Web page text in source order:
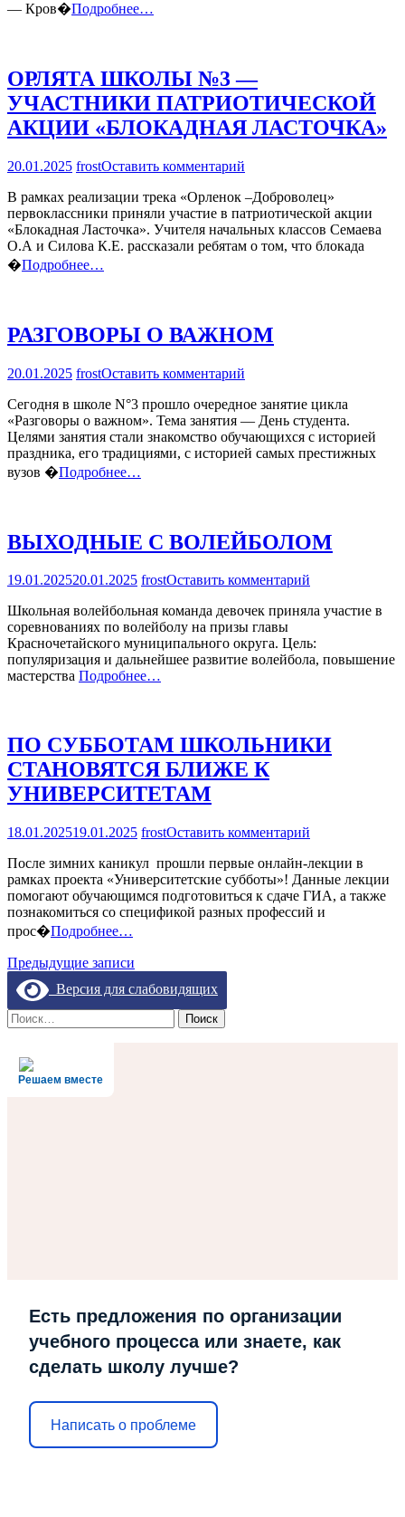
— Кров�Подробнее…
ОРЛЯТА ШКОЛЫ №3 —
УЧАСТНИКИ ПАТРИОТИЧЕСКОЙ
АКЦИИ «БЛОКАДНАЯ ЛАСТОЧКА»
20.01.2025 frostОставить комментарий
ШКОЛЫ
№3
—
УЧАСТНИКИ
В рамках реализации трека «Орленок –Доброволец»
первоклассники приняли участие в патриотической акции
«Блокадная Ласточка». Учителя начальных классов Семаева
О.А и Силова К.Е. рассказали ребятам о том, что блокада
�Подробнее…
РАЗГОВОРЫ О ВАЖНОМ
20.01.2025 frostОставить комментарий
О
ВАЖНОМ
Сегодня в школе N°3 прошло очередное занятие цикла
«Разговоры о важном». Тема занятия — День студента.
Целями занятия стали знакомство обучающихся с историей
праздника, его традициями, с историей самых престижных
вузов �Подробнее…
ВЫХОДНЫЕ С ВОЛЕЙБОЛОМ
19.01.202520.01.2025 frostОставить комментарий
С
Школьная волейбольная команда девочек приняла участие в
соревнованиях по волейболу на призы главы
Красночетайского муниципального округа. Цель:
популяризация и дальнейшее развитие волейбола, повышение
мастерства Подробнее…
ПО СУББОТАМ ШКОЛЬНИКИ
СТАНОВЯТСЯ БЛИЖЕ К
УНИВЕРСИТЕТАМ
18.01.202519.01.2025 frostОставить комментарий
СУББОТАМ
ШКОЛЬНИКИ
БЛИЖЕ
После зимних каникул прошли первые онлайн-лекции в
рамках проекта «Университетские субботы»! Данные лекции
помогают обучающимся подготовиться к сдаче ГИА, а также
познакомиться со спецификой разных профессий и
прос�Подробнее…
Навигация
по
записям
Предыдущие записи
Версия для слабовидящих
Найти:
Решаем вместе
Есть предложения по организации
учебного процесса или знаете, как
сделать школу лучше?
Написать о проблеме